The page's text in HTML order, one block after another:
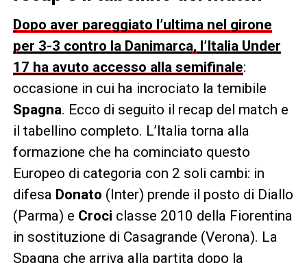
Dopo aver pareggiato l’ultima nel girone
per 3-3 contro la Danimarca, l’Italia Under
17 ha avuto accesso alla semifinale:
occasione in cui ha incrociato la temibile
Spagna. Ecco di seguito il recap del match e
il tabellino completo. L’Italia torna alla
formazione che ha cominciato questo
Europeo di categoria con 2 soli cambi: in
difesa Donato (Inter) prende il posto di Diallo
(Parma) e Croci classe 2010 della Fiorentina
in sostituzione di Casagrande (Verona). La
Spagna che arriva alla partita dopo la